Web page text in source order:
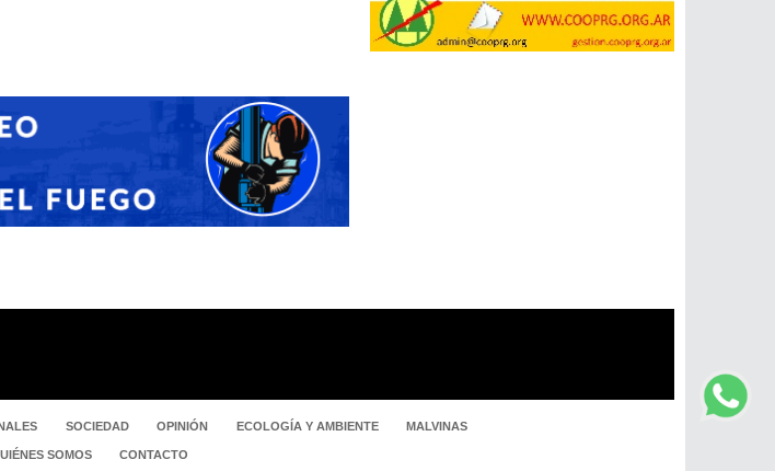
SOCIEDAD OPINIÓN ECOLOGÍA Y AMBIENTE MALVINAS
SOMOS CONTACTO